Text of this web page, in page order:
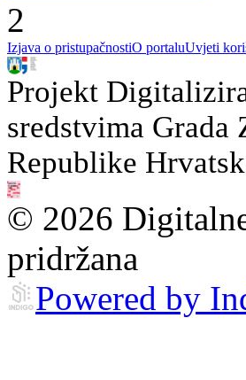
2
Izjava o pristupačnostiO portaluUvjeti
Projekt
sredstvima
Republike
© 2026
pridržana
Powered by